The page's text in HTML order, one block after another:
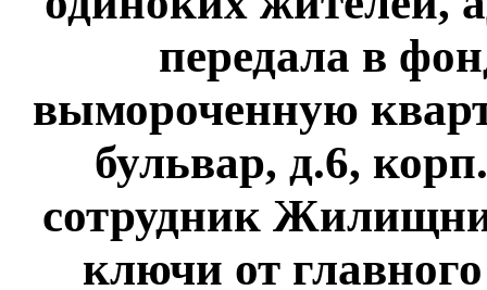
передала в
вымороченную
бульвар, д.6,
сотрудник
ключи от